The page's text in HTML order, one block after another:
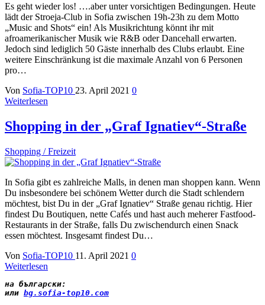
Es geht wieder los! ….aber unter vorsichtigen Bedingungen. Heute
lädt der Stroeja-Club in Sofia zwischen 19h-23h zu dem Motto
„Music and Shots“ ein! Als Musikrichtung könnt ihr mit
afroamerikanischer Musik wie R&B oder Dancehall erwarten.
Jedoch sind lediglich 50 Gäste innerhalb des Clubs erlaubt. Eine
weitere Einschränkung ist die maximale Anzahl von 6 Personen
pro…
Von Sofia-TOP10 23. April 2021 0
Weiterlesen
Shopping in der „Graf Ignatiev“-Straße
Shopping / Freizeit
In Sofia gibt es zahlreiche Malls, in denen man shoppen kann. Wenn
Du insbesondere bei schönem Wetter durch die Stadt schlendern
möchtest, bist Du in der „Graf Ignatiev“ Straße genau richtig. Hier
findest Du Boutiquen, nette Cafés und hast auch meherer Fastfood-
Restaurants in der Straße, falls Du zwischendurch einen Snack
essen möchtest. Insgesamt findest Du…
Von Sofia-TOP10 11. April 2021 0
Weiterlesen
на български:
или bg.sofia-top10.com